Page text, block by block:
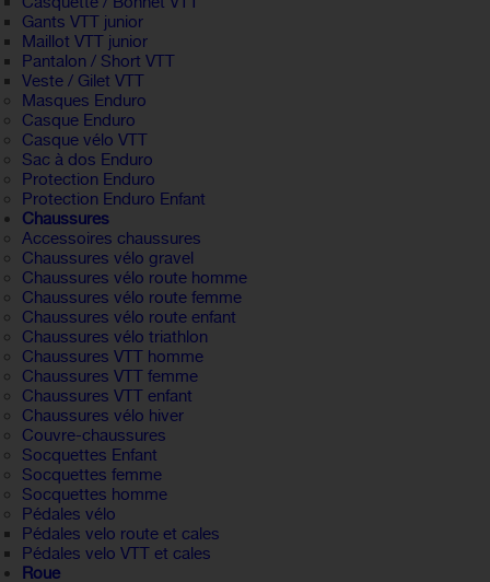
Gants VTT junior
Maillot VTT junior
Pantalon / Short VTT
Veste / Gilet VTT
Masques Enduro
Casque Enduro
Casque vélo VTT
Sac à dos Enduro
Protection Enduro
Protection Enduro Enfant
Chaussures
Accessoires chaussures
Chaussures vélo gravel
Chaussures vélo route homme
Chaussures vélo route femme
Chaussures vélo route enfant
Chaussures vélo triathlon
Chaussures VTT homme
Chaussures VTT femme
Chaussures VTT enfant
Chaussures vélo hiver
Couvre-chaussures
Socquettes Enfant
Socquettes femme
Socquettes homme
Pédales vélo
Pédales velo route et cales
Pédales velo VTT et cales
Roue